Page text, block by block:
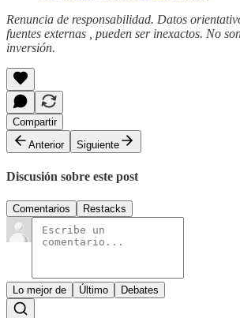
Renuncia de responsabilidad. Datos
fuentes externas , pueden ser inexactos. No
inversión.
Compartir
Anterior
Siguiente
Discusión sobre este post
Comentarios Restacks
Lo mejor de Último Debates